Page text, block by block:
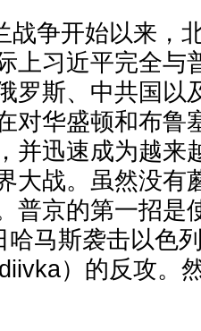
战争开始以来，
上习近平完全与
罗斯、中共国以
对华盛顿和布鲁
并迅速成为越来
大战。虽然没有
普京的第一招是
哈马斯袭击以色
）的反攻。